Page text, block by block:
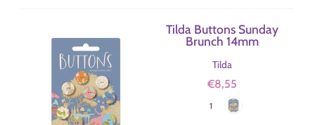
Tilda Buttons Sunday
Brunch 14mm
Tilda
€8,55
Colore
1